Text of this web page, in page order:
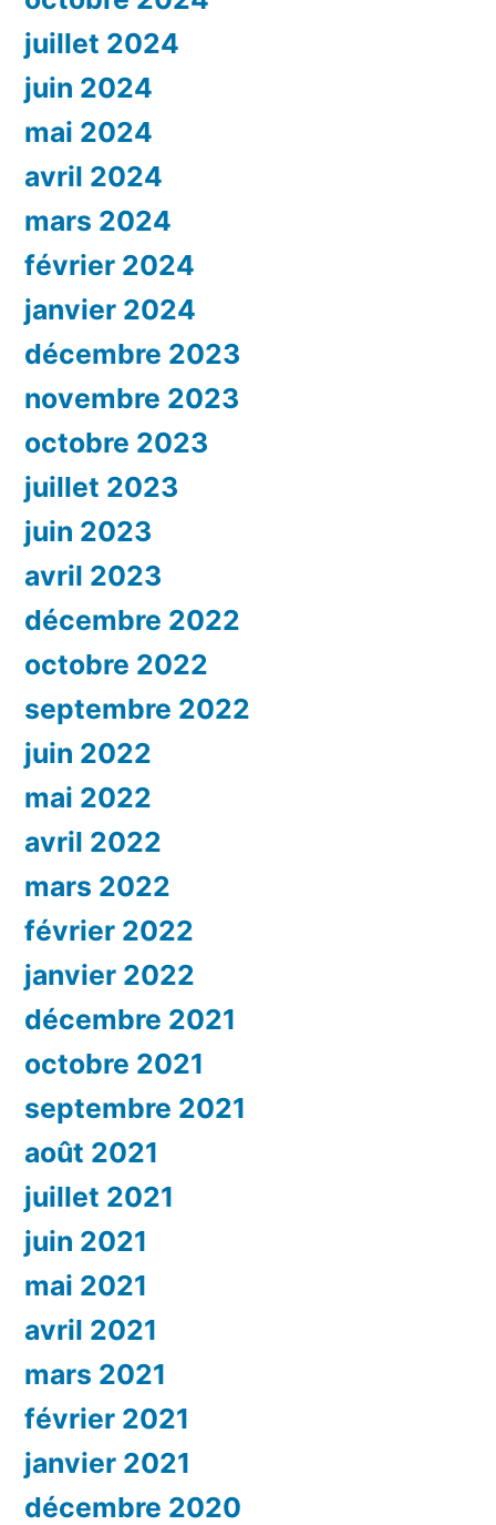
juillet 2024
juin 2024
mai 2024
avril 2024
mars 2024
février 2024
janvier 2024
décembre 2023
novembre 2023
octobre 2023
juillet 2023
juin 2023
avril 2023
décembre 2022
octobre 2022
septembre 2022
juin 2022
mai 2022
avril 2022
mars 2022
février 2022
janvier 2022
décembre 2021
octobre 2021
septembre 2021
août 2021
juillet 2021
juin 2021
mai 2021
avril 2021
mars 2021
février 2021
janvier 2021
décembre 2020